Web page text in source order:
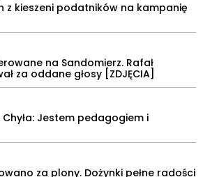
z kieszeni podatników na kampanię
na Sandomierz. Rafał
za oddane głosy [ZDJĘCIA]
Chyła: Jestem pedagogiem i
za plony. Dożynki pełne radości